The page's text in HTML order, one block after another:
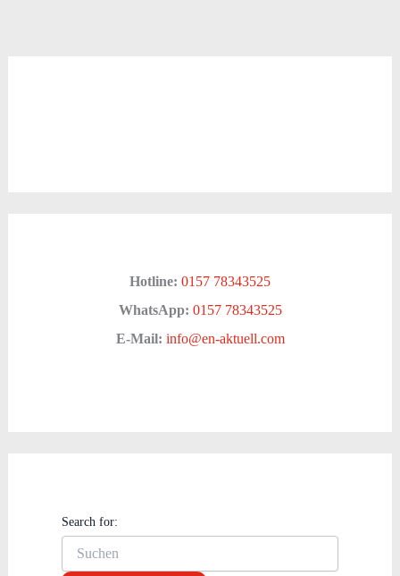
Hotline: 0157 78343525
WhatsApp: 0157 78343525
E-Mail: info@en-aktuell.com
Search for: